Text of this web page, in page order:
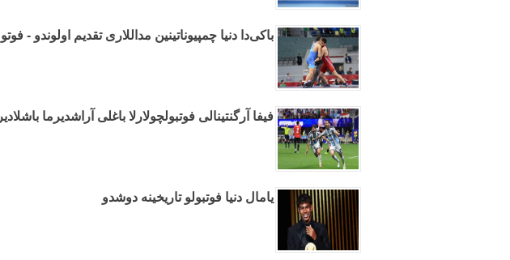
باکی‌دا دنیا چمپیوناتینین مداللاری تقدیم اولوندو - فوتو
فیفا آرگنتینالی فوتبولچولارلا باغلی آراشدیرما باشلادیر
یامال دنیا فوتبولو تاریخینه دوشدو